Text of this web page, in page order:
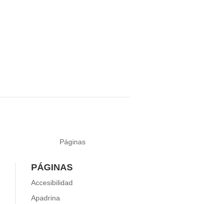
Páginas
PÁGINAS
Accesibilidad
Apadrina